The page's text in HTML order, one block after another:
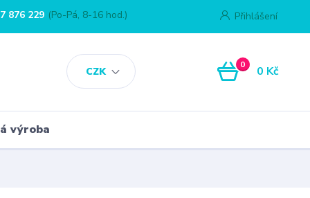
CZK
Přihlášení
876 229 (Po-Pá, 8-16 hod.)
0 0 Kč
výroba